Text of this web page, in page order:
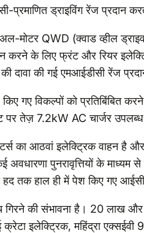
प्रमाणित ड्राइविंग रेंज प्रदान
मोटर QWD (क्वाड व्हील
के लिए फ्रंट और रियर
दावा की गई एमआईडीसी रेंज
किए गए विकल्पों को प्रतिबिंबित
पर तेज़ 7.2kW AC चार्जर
मोटर्स का आठवां इलेक्ट्रिक वाहन
अवधारणा पुनरावृत्तियों के
तक हाल ही में पेश किए गए
गिरने की संभावना है। 20 लाख
क्रेटा इलेक्ट्रिक, महिंद्रा एक्सईवी